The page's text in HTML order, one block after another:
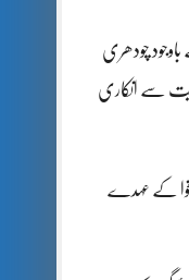
چودھری
سے انکاری
کے عہدے